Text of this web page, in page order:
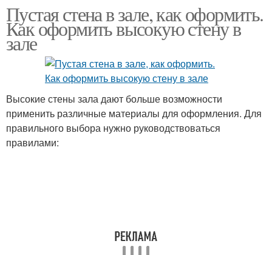
Пустая стена в зале, как оформить.
Как оформить высокую стену в
зале
Высокие стены зала дают больше возможности
применить различные материалы для оформления. Для
правильного выбора нужно руководствоваться
правилами: